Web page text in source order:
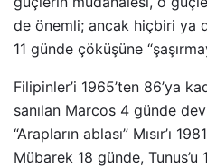
de önemli; ancak hiçbiri ya
11 günde çöküşüne
Filipinler’i 1965’ten 86’ya
sanılan Marcos 4 günde
“Arapların ablası” Mısır’ı
Mübarek 18 günde, Tunus’u